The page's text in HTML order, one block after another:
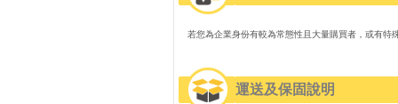
若您為企業身份有較為常態性且大量購買者，或有特
運送及保固說明